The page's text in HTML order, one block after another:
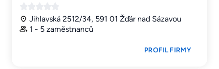
Jihlavská 2512/34, 591 01 Žďár nad Sázavou
1 - 5 zaměstnanců
PROFIL FIRMY